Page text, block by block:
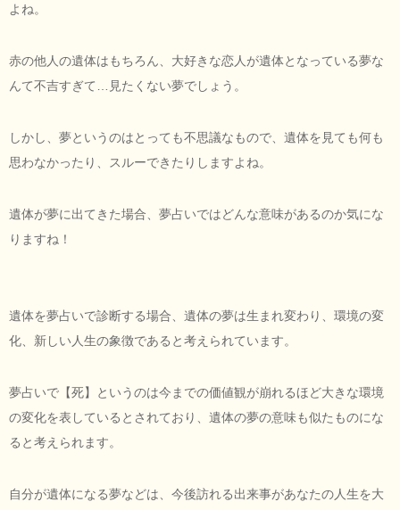
よね。
赤の他人の遺体はもちろん、大好きな恋人が遺体となっている夢な
んて不吉すぎて…見たくない夢でしょう。
しかし、夢というのはとっても不思議なもので、遺体を見ても何も
思わなかったり、スルーできたりしますよね。
遺体が夢に出てきた場合、夢占いではどんな意味があるのか気にな
りますね！
遺体を夢占いで診断する場合、遺体の夢は生まれ変わり、環境の変
化、新しい人生の象徴であると考えられています。
夢占いで【死】というのは今までの価値観が崩れるほど大きな環境
の変化を表しているとされており、遺体の夢の意味も似たものにな
ると考えられます。
自分が遺体になる夢などは、今後訪れる出来事があなたの人生を大